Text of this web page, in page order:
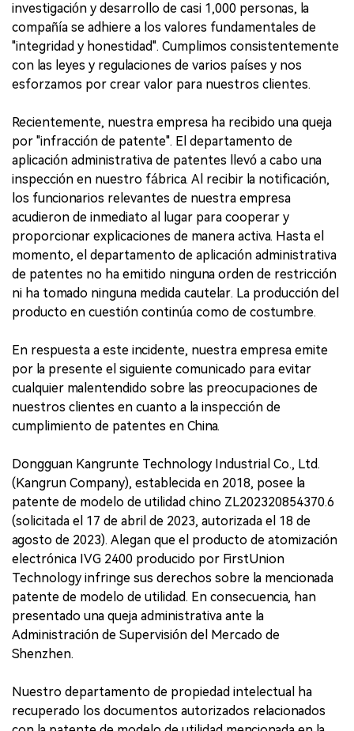
investigación y desarrollo de casi 1,000 personas, la
compañía se adhiere a los valores fundamentales de
"integridad y honestidad". Cumplimos consistentemente
con las leyes y regulaciones de varios países y nos
esforzamos por crear valor para nuestros clientes.
Recientemente, nuestra empresa ha recibido una queja
por "infracción de patente". El departamento de
aplicación administrativa de patentes llevó a cabo una
inspección en nuestro fábrica. Al recibir la notificación,
los funcionarios relevantes de nuestra empresa
acudieron de inmediato al lugar para cooperar y
proporcionar explicaciones de manera activa. Hasta el
momento, el departamento de aplicación administrativa
de patentes no ha emitido ninguna orden de restricción
ni ha tomado ninguna medida cautelar. La producción del
producto en cuestión continúa como de costumbre.
En respuesta a este incidente, nuestra empresa emite
por la presente el siguiente comunicado para evitar
cualquier malentendido sobre las preocupaciones de
nuestros clientes en cuanto a la inspección de
cumplimiento de patentes en China.
Dongguan Kangrunte Technology Industrial Co., Ltd.
(Kangrun Company), establecida en 2018, posee la
patente de modelo de utilidad chino ZL202320854370.6
(solicitada el 17 de abril de 2023, autorizada el 18 de
agosto de 2023). Alegan que el producto de atomización
electrónica IVG 2400 producido por FirstUnion
Technology infringe sus derechos sobre la mencionada
patente de modelo de utilidad. En consecuencia, han
presentado una queja administrativa ante la
Administración de Supervisión del Mercado de
Shenzhen.
Nuestro departamento de propiedad intelectual ha
recuperado los documentos autorizados relacionados